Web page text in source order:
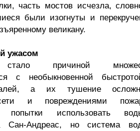
часть мостов исчезла,
были изогнуты и
великану.
ужасом
стало причиной
с необыкновенной
а их тушение
и повреждениями
попытки использовать
Сан-Андреас, но система